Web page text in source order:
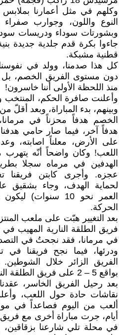
وكلهم في مثل أعمارنا
النوع واللون، وجوارب
وبشورتات سوداء ودريسات
جاءوا بكرة قدم جلدية جديدة
قطنية مشبكة.
كل هذا صدمنا، وولد في
دون مستوى الفريق الخصم، بل
منذ اللحظة الأولى أننا خاسرون!
وأعلنت صافرة الحكم، المنتخب
الخصم هدفاً محزناً في
هدفاً آخر، فيما صار حامي
على الأرض، معلناً اصابته،
اللعب! وكان واضحاً أنّه
الهدفين في مرماه سجلا
عجزه. وأجرى كابتن فريقنا
لحماية الهدف، وجاء بشقيق
العمر نحو 10
الحركة.
بعد التغيير هبّت على ملعب
فريق الطلقة النارية المهيب
في مرمانا، فقد نجحتُ في
الفريق الزائر خلال الشوطين.
بواقع 5 – 2 على فريق الطلقة النارية.
بعد رحيل الفريق الخاسر،
نقاشات حادة حول اللعب،
ألعب من اليوم فصاعداً في
أيام، جرت مباراة أخرى مع
في محلة تلي شارعنا بزقاقين،